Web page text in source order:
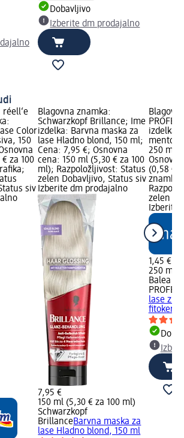
Dobavljivo
Izberite dm prodajalno
Color
150
za 100
siv
Blagovna znamka:
Schwarzkopf Brillance; Ime
izdelka: Barvna maska za
lase Hladno blond, 150 ml;
Cena: 7,95 €; Osnovna
cena: 150 ml (5,30 € za 100
ml); Razpoložljivost: Status
zelen Dobavljivo, Status siv
Izberite dm prodajalno
7,95 €
150 ml (5,30 € za 100 ml)
Schwarzkopf
BrillanceBarvna maska za
lase Hladno blond, 150 ml
izdelka:
250 ml;
(0,58 €
znamka
zelen
Izberite
1,45 €
250 ml
Balea
lase z